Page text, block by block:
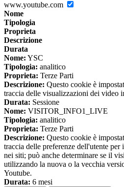
www.youtube.com
Nome
Tipologia
Proprieta
Descrizione
Durata
Nome: YSC
Tipologia: analitico
Proprieta: Terze Parti
Descrizione: Questo cookie è
traccia delle visualizzazioni dei video
Durata: Sessione
Nome: VISITOR_INFO1_LIVE
Tipologia: analitico
Proprieta: Terze Parti
Descrizione: Questo cookie è
traccia delle preferenze dell'utente
nei siti; può anche determinare se il
utilizzando la nuova o la vecchia
Youtube.
Durata: 6 mesi